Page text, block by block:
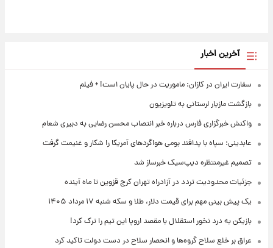
آخرین اخبار
سفارت ایران در کازان: ماموریت در حال پایان است! + فیلم
بازگشت مازیار لرستانی به تلویزیون
واکنش خبرگزاری فارس درباره خبر انتصاب محسن رضایی به دبیری شعام
عابدینی: سپاه با پدافند بومی هواگردهای آمریکا را شکار و غنیمت گرفت
تصمیم غیرمنتظره دیپ‌سیک خبرساز شد
جزئیات محدودیت تردد در آزادراه تهران کرج قزوین تا ماه آینده
یک پیش ‌بینی مهم برای قیمت دلار، طلا و سکه شنبه ۱۷ مرداد ۱۴۰۵
بازیکن به درد نخور استقلال با مقصد اروپا این تیم را ترک کرد!
عراق بر خلع سلاح گروه‌ها و انحصار سلاح در دست دولت تاکید کرد